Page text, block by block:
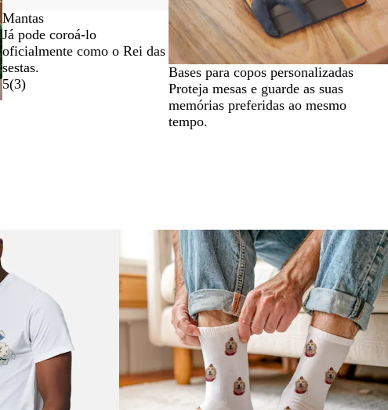
Mantas
Já pode coroá-lo
oficialmente como o Rei das
sestas.
5(3)
Bases para copos personalizadas
Proteja mesas e guarde as suas
memórias preferidas ao mesmo
tempo.